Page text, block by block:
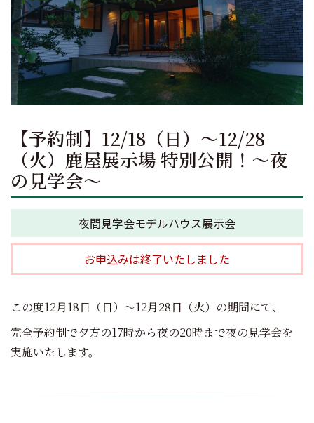
【予約制】12/18（日）～12/28
（火）鹿屋展示場 特別公開！～夜
の見学会～
夜間見学会モデルハウス展示会
お申込みは終了いたしました
この度12月18日（日）～12月28日（火）の期間にて、
完全予約制で夕方の17時から夜の20時まで夜の見学会を
実施いたします。